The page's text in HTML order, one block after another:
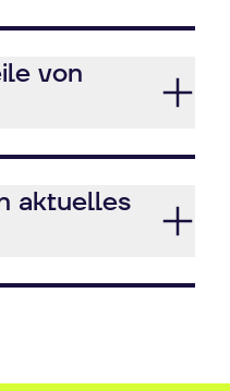
von
aktuelles